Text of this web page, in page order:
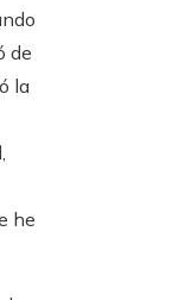
de
la
he